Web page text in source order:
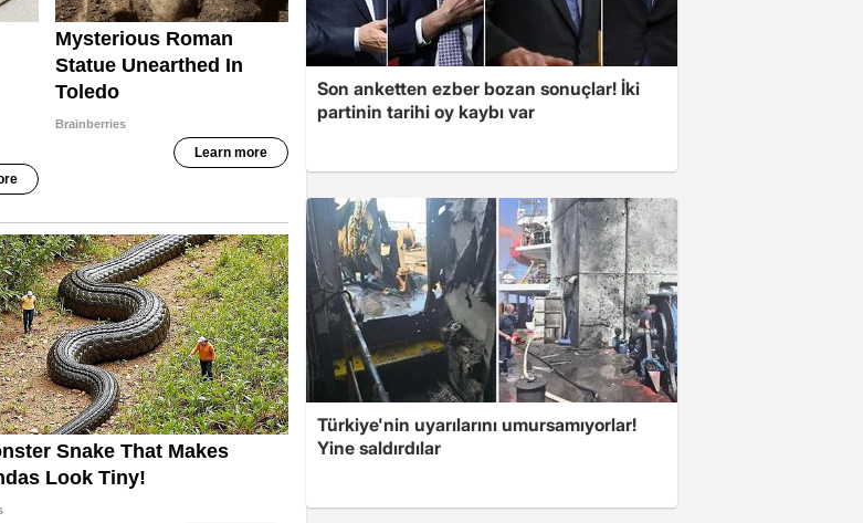
Son anketten ezber bozan sonuçlar! İki
partinin tarihi oy kaybı var
Türkiye'nin uyarılarını umursamıyorlar!
Yine saldırdılar